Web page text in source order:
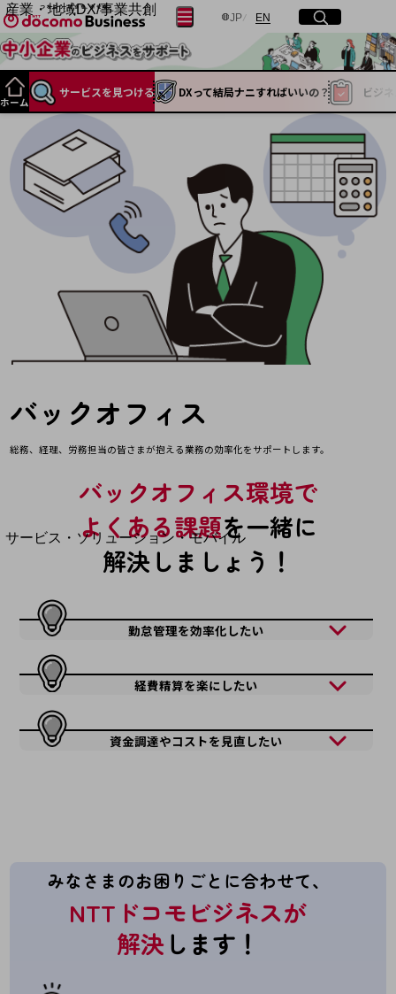
産業・地域DX/事業共創
OPEN HUB for Plural Futures
自律・分散・協調型社会の実現を目指し、
「社会可能性」を探究・実装する事業共創エコシステムです。
OPEN HUB for Plural Futuresとは
イベント/ウェビナー
記事コンテンツ
プレイヤー(カタリスト/パートナー企業)
事例
Smart World
産業・地域DXプラットフォーマーとして
企業と地域が持続成長する社会を目指します
Smart Industry
Smart Mobility
Smart Worksite
生成AI(Generative AI)
地域の取り組み
地域経済のさらなる活性化に取り組みます
自治体・地域社会との共創
別ウィンドウで開きます
サービス・ソリューション・モバイル
サービス・ソリューションTOP
サービス・ソリューションをご紹介
カテゴリーで探す
ネットワーク・モバイル
クラウド・データセンター
電話・映像コミュニケーション
データ利活用
JP日本語
EN Englishサイト内検索
開く
メニュー
開く
フリーワードを入力して探す
フリーワードでNTTドコモビジネスの
取り組みを検索
検索する
ホーム
サービスを見つける DXって結局ナニすればいいの？ ビジ
バックオフィス
総務、経理、労務担当の皆さまが抱える業務の効率化をサポートします。
バックオフィス環境で
よくある課題を一緒に
解決しましょう！
勤怠管理を効率化したい
経費精算を楽にしたい
資金調達やコストを見直したい
みなさまのお困りごとに合わせて、
NTTドコモビジネスが
解決します！